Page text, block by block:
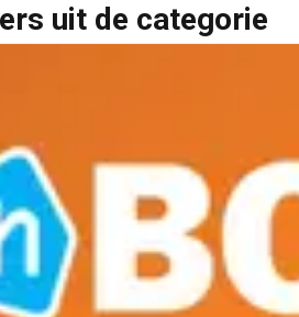
uit de categorie